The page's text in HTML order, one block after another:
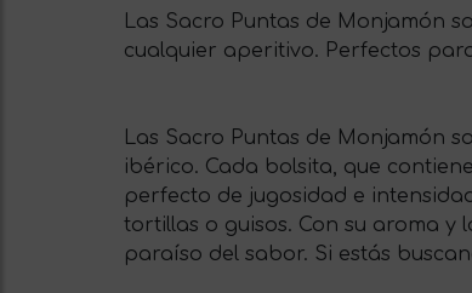
Las Sacro Puntas de Monjamón
cualquier aperitivo. Perfectos
Las Sacro Puntas de Monjamón
ibérico. Cada bolsita, que
perfecto de jugosidad e
tortillas o guisos. Con su aroma
paraíso del sabor. Si estás